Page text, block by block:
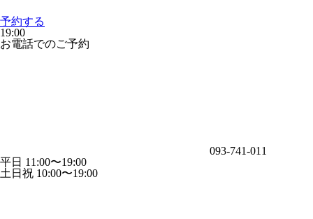
予約する
19:00
お電話でのご予約
093-741-011
平日 11:00〜19:00
土日祝 10:00〜19:00